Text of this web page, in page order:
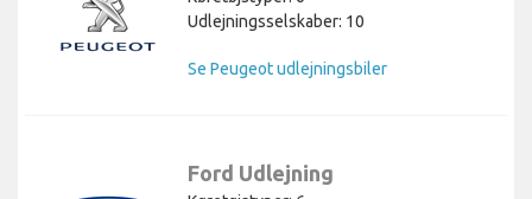
Udlejningsselskaber: 10
Se Peugeot udlejningsbiler
Ford Udlejning